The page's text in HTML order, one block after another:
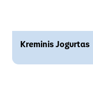
Kreminis Jogurtas